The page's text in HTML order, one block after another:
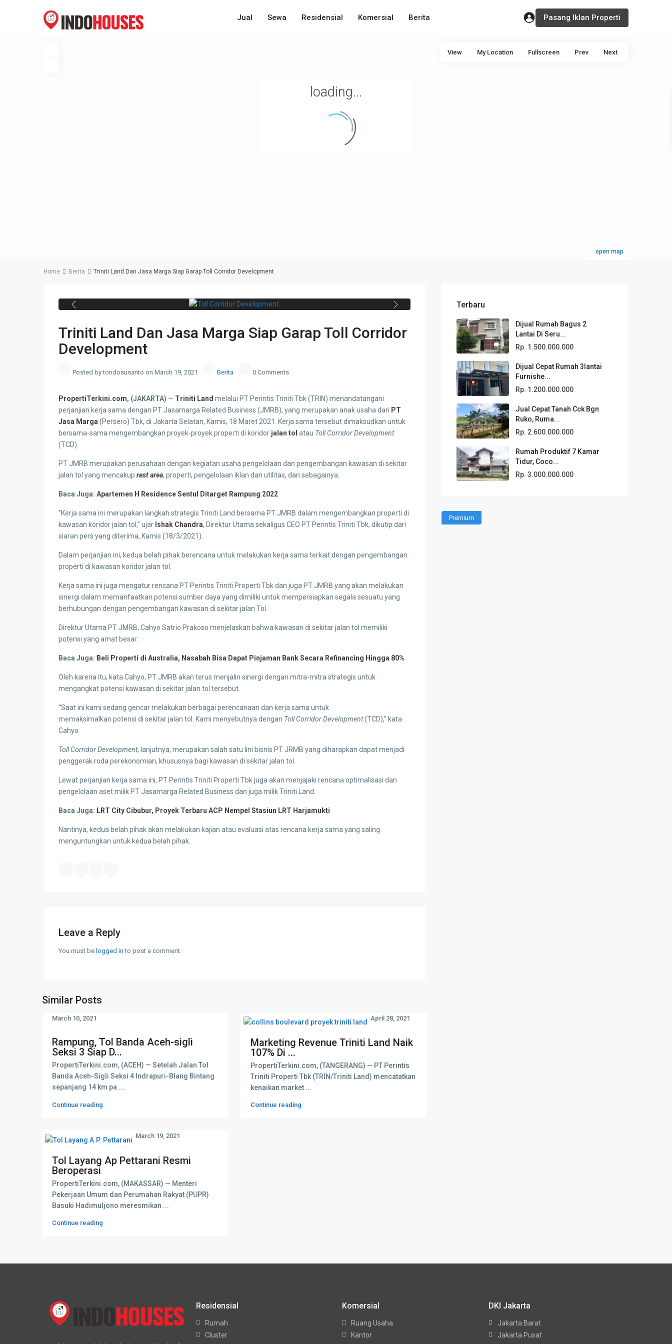
Jual Sewa Residensial Komersial Berita Pasang Iklan Properti
loading...
open map
View My Location Fullscreen Prev Next
Home Berita Triniti Land Dan Jasa Marga Siap Garap Toll Corridor Development
Triniti Land jalin kerja sama dengan PT Jasamarga Related Business, di
Previous Next
Triniti Land Dan Jasa Marga Siap Garap Toll Corridor
Development
Posted by tondosusanto on March 19, 2021 Berita 0 Comments
PropertiTerkini.com, (JAKARTA) — Triniti Land melalui PT Perintis Triniti Tbk (TRIN) menandatangani
perjanjian kerja sama dengan PT Jasamarga Related Business (JMRB), yang merupakan anak usaha dari PT
Jasa Marga (Persero) Tbk, di Jakarta Selatan, Kamis, 18 Maret 2021. Kerja sama tersebut dimaksudkan untuk
bersama-sama mengembangkan proyek-proyek properti di koridor jalan tol atau Toll Corridor Development
(TCD).
PT JMRB merupakan perusahaan dengan kegiatan usaha pengelolaan dan pengembangan kawasan di sekitar
jalan tol yang mencakup rest area, properti, pengelolaan iklan dan utilitas, dan sebagainya.
Baca Juga: Apartemen H Residence Sentul Ditarget Rampung 2022
”Kerja sama ini merupakan langkah strategis Triniti Land bersama PT JMRB dalam mengembangkan properti di
kawasan koridor jalan tol,” ujar Ishak Chandra, Direktur Utama sekaligus CEO PT Perintis Triniti Tbk, dikutip dari
siaran pers yang diterima, Kamis (18/3/2021).
Dalam perjanjian ini, kedua belah pihak berencana untuk melakukan kerja sama terkait dengan pengembangan
properti di kawasan koridor jalan tol.
Kerja sama ini juga mengatur rencana PT Perintis Triniti Properti Tbk dan juga PT JMRB yang akan melakukan
sinergi dalam memanfaatkan potensi sumber daya yang dimiliki untuk mempersiapkan segala sesuatu yang
berhubungan dengan pengembangan kawasan di sekitar jalan Tol.
Direktur Utama PT JMRB, Cahyo Satrio Prakoso menjelaskan bahwa kawasan di sekitar jalan tol memiliki
potensi yang amat besar.
Baca Juga: Beli Properti di Australia, Nasabah Bisa Dapat Pinjaman Bank Secara Refinancing Hingga 80%
Oleh karena itu, kata Cahyo, PT JMRB akan terus menjalin sinergi dengan mitra-mitra strategis untuk
mengangkat potensi kawasan di sekitar jalan tol tersebut.
“Saat ini kami sedang gencar melakukan berbagai perencanaan dan kerja sama untuk
memaksimalkan potensi di sekitar jalan tol. Kami menyebutnya dengan Toll Corridor Development(TCD),” kata
Cahyo.
Toll Corridor Development, lanjutnya, merupakan salah satu lini bisnis PT JRMB yang diharapkan dapat menjadi
penggerak roda perekonomian, khususnya bagi kawasan di sekitar jalan tol.
Lewat perjanjian kerja sama ini, PT Perintis Triniti Properti Tbk juga akan menjajaki rencana optimalisasi dan
pengelolaan aset milik PT Jasamarga Related Business dan juga milik Triniti Land.
Baca Juga: LRT City Cibubur, Proyek Terbaru ACP Nempel Stasiun LRT Harjamukti
Nantinya, kedua belah pihak akan melakukan kajian atau evaluasi atas rencana kerja sama yang saling
menguntungkan untuk kedua belah pihak.
Leave a Reply
You must be logged in to post a comment.
Similar Posts
Rampung, Tol Banda Aceh-sigli
Seksi 3 Siap D...
March 10, 2021
PropertiTerkini.com, (ACEH) — Setelah Jalan Tol
Banda Aceh-Sigli Seksi 4 Indrapuri-Blang Bintang
sepanjang 14 km pa ...
Continue reading
Marketing Revenue Triniti Land Naik
107% Di ...
April 28, 2021
PropertiTerkini.com, (TANGERANG) — PT Perintis
Triniti Properti Tbk (TRIN/Triniti Land) mencatatkan
kenaikan market ...
Continue reading
Tol Layang Ap Pettarani Resmi
Beroperasi
March 19, 2021
PropertiTerkini.com, (MAKASSAR) — Menteri
Pekerjaan Umum dan Perumahan Rakyat (PUPR)
Basuki Hadimuljono meresmikan ...
Continue reading
Terbaru
Dijual Rumah Bagus 2
Lantai Di Seru...
Rp. 1.500.000.000
Dijual Cepat Rumah 3lantai
Furnishe...
Rp. 1.200.000.000
Jual Cepat Tanah Cck Bgn
Ruko, Ruma...
Rp. 2.600.000.000
Rumah Produktif 7 Kamar
Tidur, Coco...
Rp. 3.000.000.000
Premium
Residensial
Rumah
Cluster
Komersial
Ruang Usaha
Kantor
DKI Jakarta
Jakarta Barat
Jakarta Pusat